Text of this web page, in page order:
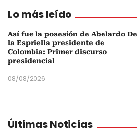
Lo más leído
Así fue la posesión de Abelardo De
la Espriella presidente de
Colombia: Primer discurso
presidencial
08/08/2026
Últimas Noticias